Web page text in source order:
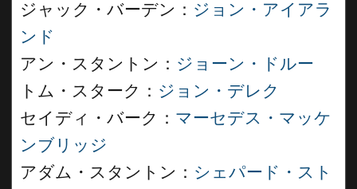
ジャック・バーデン： ジョン・アイアラ
ンド
アン・スタントン： ジョーン・ドルー
トム・スターク： ジョン・デレク
セイディ・バーク： マーセデス・マッケ
ンブリッジ
アダム・スタントン： シェパード・スト